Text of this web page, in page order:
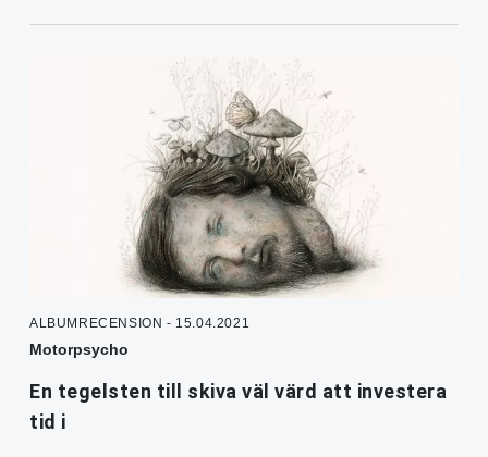
ALBUMRECENSION - 15.04.2021
Motorpsycho
En tegelsten till skiva väl värd att investera
tid i